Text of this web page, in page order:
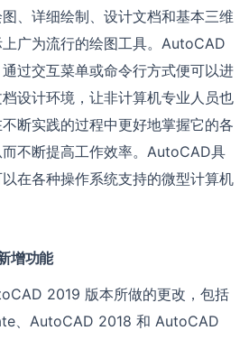
、详细绘制、设计文档和基本三维
广为流行的绘图工具。AutoCAD
过交互菜单或命令行方式便可以进
设计环境，让非计算机专业人员也
断实践的过程中更好地掌握它的各
不断提高工作效率。AutoCAD具
在各种操作系统支持的微型计算机
增功能
2019 版本所做的更改，包括
、AutoCAD 2018 和 AutoCAD